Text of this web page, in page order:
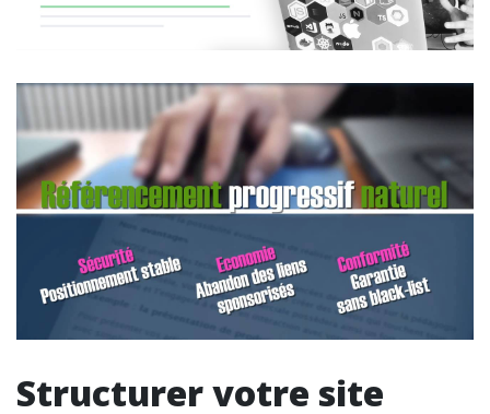
Structurer votre site